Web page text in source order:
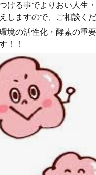
ける事でよりおい人生
しますので、ご相談くだ
境の活性化・酵素の重
！！